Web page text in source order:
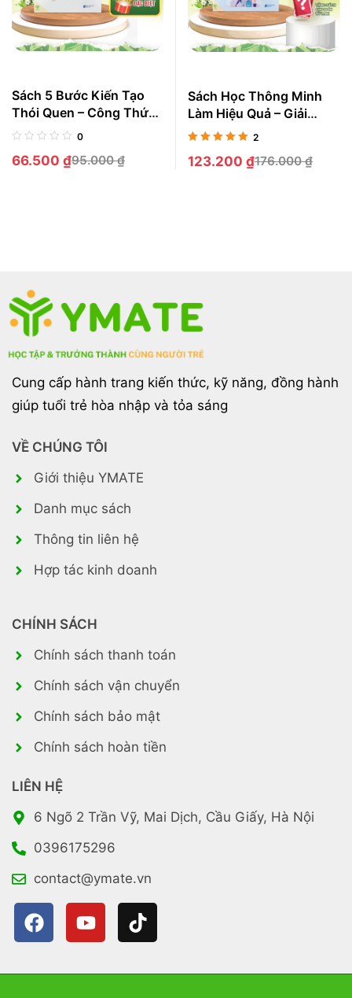
Sách 5 Bước Kiến Tạo
Thói Quen – Công Thức
Đơn Giản Cho Một Cuộc
0
95.000₫
66.500 ₫
Sách Học Thông Minh
Làm Hiệu Quả – Giải
Pháp Học Tập Thực
Thành Công Bứt Phá
hạng5.005
2
176.000₫
123.200 ₫
Cung cấp hành trang kiến thức, kỹ năng, đồng hành
giúp tuổi trẻ hòa nhập và tỏa sáng
VỀ CHÚNG TÔI
Giới thiệu YMATE
Danh mục sách
Thông tin liên hệ
Hợp tác kinh doanh
CHÍNH SÁCH
Chính sách thanh toán
Chính sách vận chuyển
Chính sách bảo mật
Chính sách hoàn tiền
LIÊN HỆ
6 Ngõ 2 Trần Vỹ, Mai Dịch, Cầu Giấy, Hà Nội
0396175296
contact@ymate.vn